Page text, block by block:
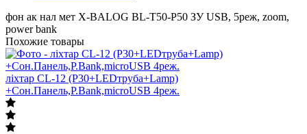
фон ак нал мет X-BALOG BL-T50-P50 ЗУ USB, 5реж, zoom,
power bank
Похожие товары
ліхтар CL-12 (P30+LEDтруба+Lamp)
+Сон.Панель,P.Bank,microUSB 4реж.